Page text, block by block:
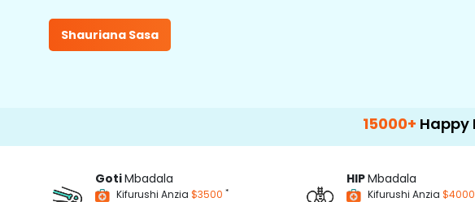
Shauriana Sasa
Happy Patients
GotiMbadala
Kifurushi Anzia $3500 *
HIPMbadala
Kifurushi Anzia $4000